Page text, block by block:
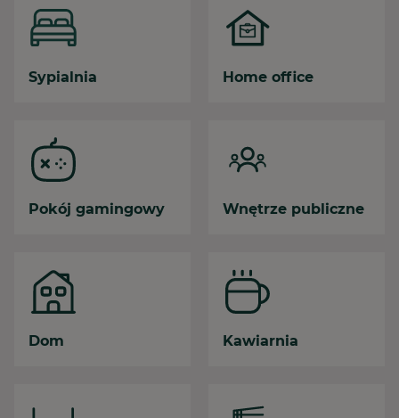
Sypialnia Home office
Pokój gamingowy Wnętrze publiczne
Dom Kawiarnia